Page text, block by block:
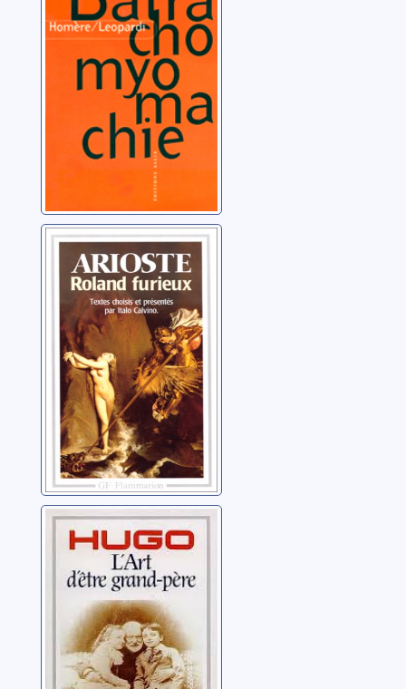
Homère
Roland furieux:
[Textes choisis]
Ariosto, Lodovico
L'art d'être
grand-père
Hugo, Victor (1802-
1885)